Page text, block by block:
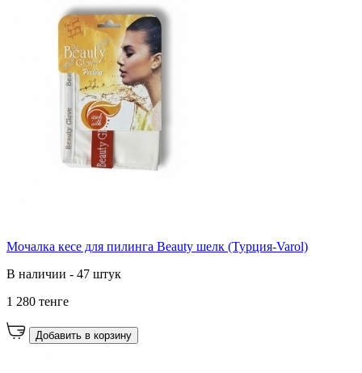
Мочалка кесе для пилинга Beauty шелк (Турция-Varol)
В наличии - 47 штук
1 280 тенге
Добавить в корзину